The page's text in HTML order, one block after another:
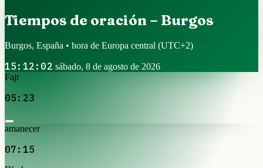
Tiempos de oración – Burgos
Burgos, España • hora de Europa central (UTC+2)
15:12:02 sábado, 8 de agosto de 2026
Fajr
05:23
amanecer
07:15